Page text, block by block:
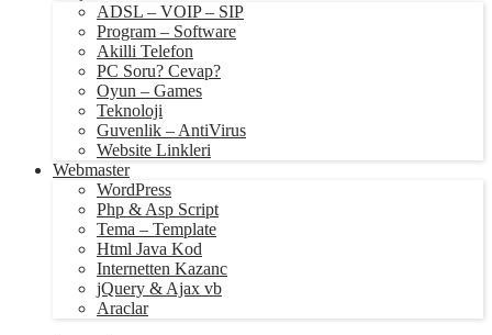
ADSL – VOIP – SIP
Program – Software
Akilli Telefon
PC Soru? Cevap?
Oyun – Games
Teknoloji
Guvenlik – AntiVirus
Website Linkleri
Webmaster
WordPress
Php & Asp Script
Tema – Template
Html Java Kod
Internetten Kazanc
jQuery & Ajax vb
Araclar